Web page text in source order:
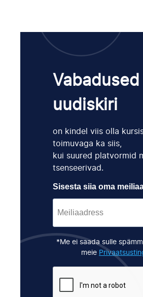
Vabadused
uudiskiri
on kindel viis olla
toimuvaga ka siis,
kui suured platvormid
tsenseerivad.
Sisesta siia oma
*Me ei saada sulle
meie